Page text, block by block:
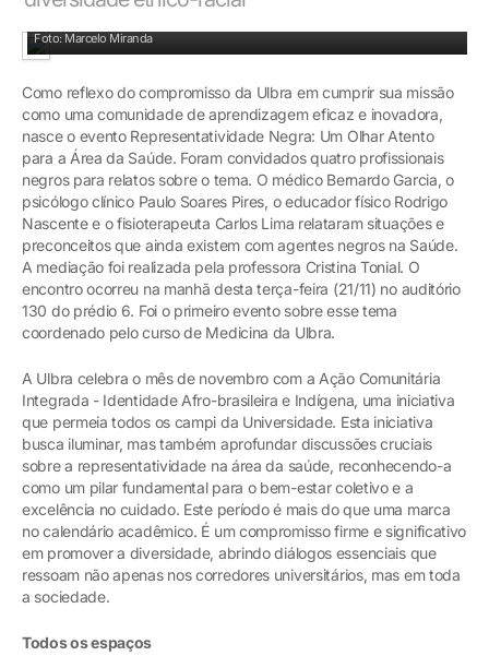
Foto: Marcelo Miranda
Como reflexo do compromisso da Ulbra em cumprir sua missão
como uma comunidade de aprendizagem eficaz e inovadora,
nasce o evento Representatividade Negra: Um Olhar Atento
para a Área da Saúde. Foram convidados quatro profissionais
negros para relatos sobre o tema. O médico Bernardo Garcia, o
psicólogo clínico Paulo Soares Pires, o educador físico Rodrigo
Nascente e o fisioterapeuta Carlos Lima relataram situações e
preconceitos que ainda existem com agentes negros na Saúde.
A mediação foi realizada pela professora Cristina Tonial. O
encontro ocorreu na manhã desta terça-feira (21/11) no auditório
130 do prédio 6. Foi o primeiro evento sobre esse tema
coordenado pelo curso de Medicina da Ulbra.
A Ulbra celebra o mês de novembro com a Ação Comunitária
Integrada - Identidade Afro-brasileira e Indígena, uma iniciativa
que permeia todos os campi da Universidade. Esta iniciativa
busca iluminar, mas também aprofundar discussões cruciais
sobre a representatividade na área da saúde, reconhecendo-a
como um pilar fundamental para o bem-estar coletivo e a
excelência no cuidado. Este período é mais do que uma marca
no calendário acadêmico. É um compromisso firme e significativo
em promover a diversidade, abrindo diálogos essenciais que
ressoam não apenas nos corredores universitários, mas em toda
a sociedade.
Todos os espaços